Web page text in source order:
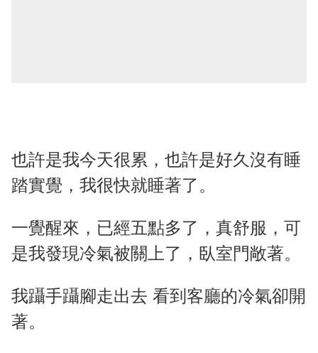
也許是我今天很累，也許是好久沒有睡
踏實覺，我很快就睡著了。
一覺醒來，已經五點多了，真舒服，可
是我發現冷氣被關上了，臥室門敞著。
我躡手躡腳走出去 看到客廳的冷氣卻開
著。